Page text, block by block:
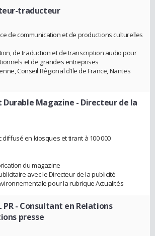
traducteur
de communication et de productions culturelles
de traduction et de transcription audio pour
et de grandes entreprises
Conseil Régional d'Ile de France, Nantes
Durable Magazine - Directeur de la
en kiosques et tirant à 100 000
du magazine
avec le Directeur de la publicité
pour la rubrique Actualités
PR- Consultant en Relations
presse